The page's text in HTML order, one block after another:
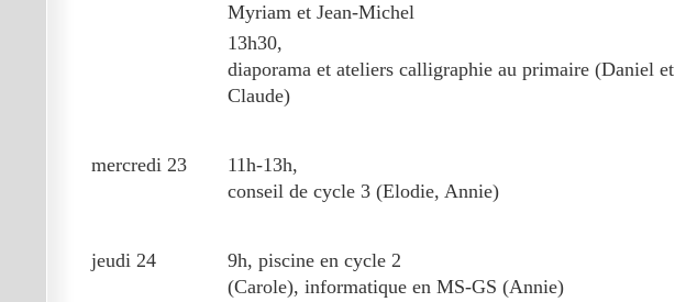
Myriam et Jean-Michel
13h30,
diaporama et ateliers calligraphie au primaire (Daniel et
Claude)
mercredi 23
11h-13h,
conseil de cycle 3 (Elodie, Annie)
jeudi 24
9h, piscine en cycle 2
(Carole), informatique en MS-GS (Annie)